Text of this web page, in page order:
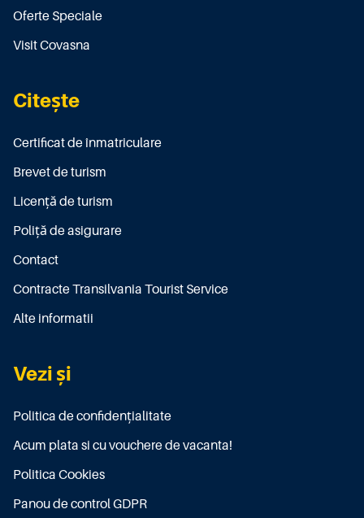
Oferte Speciale
Visit Covasna
Citește
Certificat de înmatriculare
Brevet de turism
Licenţă de turism
Poliţă de asigurare
Contact
Contracte Transilvania Tourist Service
Alte informatii
Vezi și
Politica de confidențialitate
Acum plata si cu vouchere de vacanta!
Politica Cookies
Panou de control GDPR